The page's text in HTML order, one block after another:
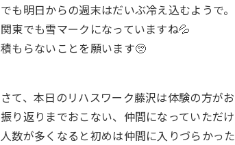
でも明日からの週末はだいぶ冷え込むようで。
関東でも雪マークになっていますね💦
積もらないことを願います🥺
さて、本日のリハスワーク藤沢は体験の方が
振り返りまでおこない、仲間になっていただ
人数が多くなると初めは仲間に入りづらかっ